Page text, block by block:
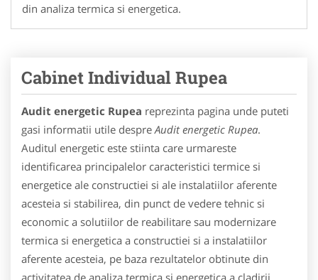
din analiza termica si energetica.
Cabinet Individual Rupea
Audit energetic Rupea reprezinta pagina unde puteti
gasi informatii utile despre Audit energetic Rupea.
Auditul energetic este stiinta care urmareste
identificarea principalelor caracteristici termice si
energetice ale constructiei si ale instalatiilor aferente
acesteia si stabilirea, din punct de vedere tehnic si
economic a solutiilor de reabilitare sau modernizare
termica si energetica a constructiei si a instalatiilor
aferente acesteia, pe baza rezultatelor obtinute din
activitatea de analiza termica si energetica a cladirii.